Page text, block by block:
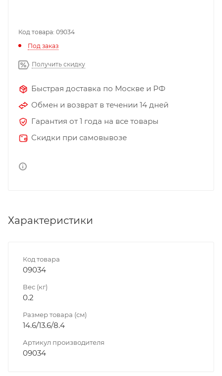
Код товара: 09034
Под заказ
Получить скидку
Быстрая доставка по Москве и РФ
Обмен и возврат в течении 14 дней
Гарантия от 1 года на все товары
Скидки при самовывозе
Характеристики
Код товара
09034
Вес (кг)
0.2
Размер товара (см)
14.6/13.6/8.4
Артикул производителя
09034